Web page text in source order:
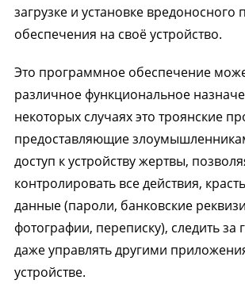
загрузке и установке
обеспечения на своё устройство.
Это программное обеспечение
различное функциональное
некоторых случаях это троянские
предоставляющие
доступ к устройству жертвы,
контролировать все действия,
данные (пароли, банковские
фотографии, переписку), следить за
даже управлять другими
устройстве.